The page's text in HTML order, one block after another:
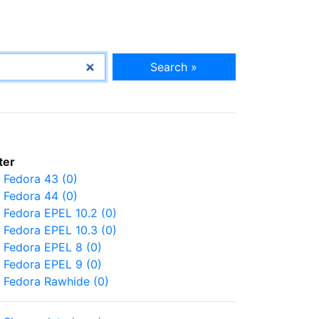
Search »
Fedora 43 (0)
Fedora 44 (0)
Fedora EPEL 10.2 (0)
Fedora EPEL 10.3 (0)
Fedora EPEL 8 (0)
Fedora EPEL 9 (0)
Fedora Rawhide (0)